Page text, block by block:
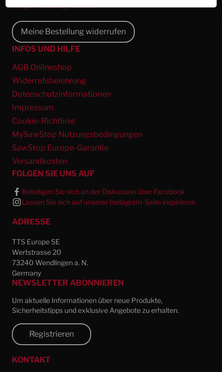
Finger-Rettung melden
Meine Bestellung widerrufen
INFOS UND HILFE
AGB Onlineshop
Widerrufsbelehrung
Datenschutzinformationen
Impressum
Cookie-Richtlinie
MySawStop Nutzungsbedingungen
SawStop Europe-Garantie
Versandkosten
FOLGEN SIE UNS AUF
Beteiligen Sie sich an der Diskussion über Facebook
Lassen Sie sich auf unserer Instagram-Seite inspirieren
ADRESSE
TTS Europe SE
Wertstrasse 20
73240 Wendlingen a. N.
Germany
NEWSLETTER ABONNIEREN
Um aktuelle Informationen über neue Produkte,
Sicherheitstipps und exklusive Angebote zu erhalten.
Registrieren
KONTAKT